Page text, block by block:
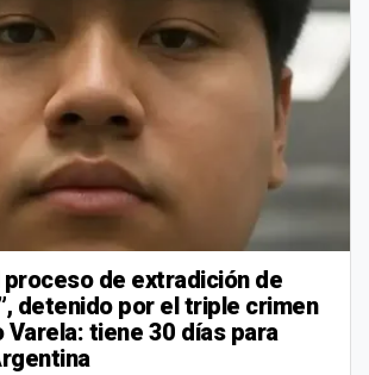
proceso de extradición de
detenido por el triple crimen
Varela: tiene 30 días para